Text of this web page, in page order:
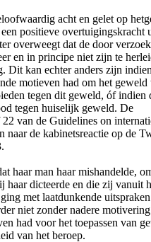
acht en gelet op
positieve overtuigingskracht
overweegt dat de door
en in principe niet zijn te
Dit kan echter anders zijn
motieven had om het geweld
tegen dit geweld, óf indien
tegen huiselijk geweld. De
van de Guidelines on
de kabinetsreactie op de
haar man haar mishandelde,
dicteerde en die zij vanuit
met laatdunkende
niet zonder nadere
had voor het toepassen van
van het beroep.